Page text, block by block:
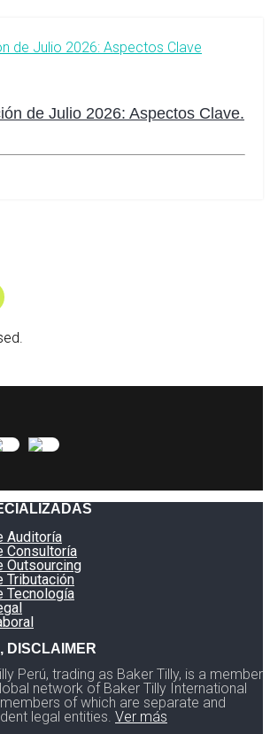
de Julio 2026: Aspectos Clave.
Auditoría
Consultoría
Outsourcing
Tributación
Tecnología
DISCLAIMER
Perú, trading as Baker Tilly, is a member
network of Baker Tilly International
of which are separate and
legal entities. Ver más